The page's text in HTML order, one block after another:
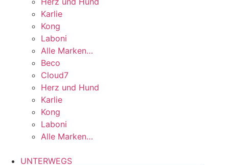
Karlie
Kong
Laboni
Alle Marken…
Beco
Cloud7
Herz und Hund
Karlie
Kong
Laboni
Alle Marken…
UNTERWEGS